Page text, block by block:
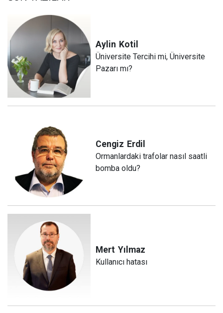
Aylin Kotil
Üniversite Tercihi mi, Üniversite
Pazarı mı?
Cengiz Erdil
Ormanlardaki trafolar nasıl saatli
bomba oldu?
Mert Yılmaz
Kullanıcı hatası